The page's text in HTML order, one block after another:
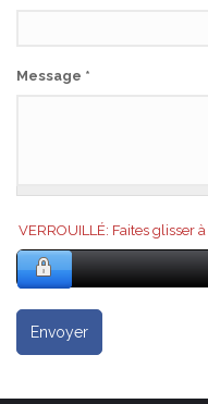
Message *
VERROUILLÉ: Faites glisser
Envoyer